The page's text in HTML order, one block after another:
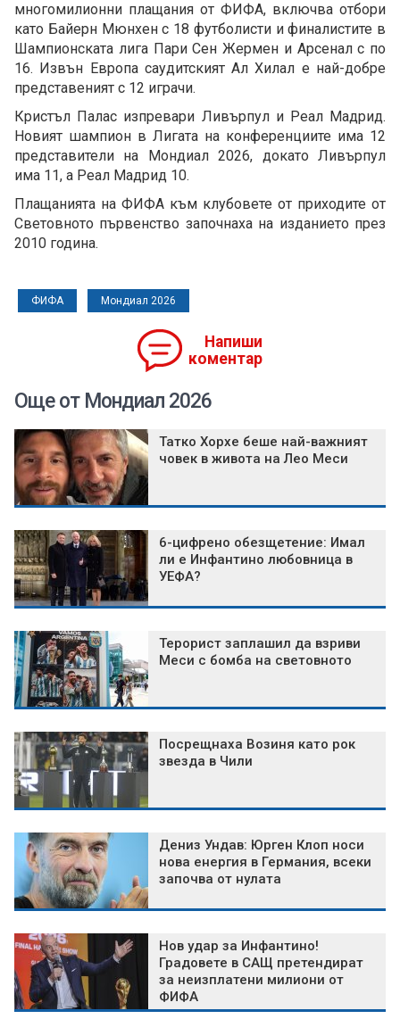
многомилионни плащания от ФИФА, включва отбори
като Байерн Мюнхен с 18 футболисти и финалистите в
Шампионската лига Пари Сен Жермен и Арсенал с по
16. Извън Европа саудитският Ал Хилал е най-добре
представеният с 12 играчи.
Кристъл Палас изпревари Ливърпул и Реал Мадрид.
Новият шампион в Лигата на конференциите има 12
представители на Мондиал 2026, докато Ливърпул
има 11, а Реал Мадрид 10.
Плащанията на ФИФА към клубовете от приходите от
Световното първенство започнаха на изданието през
2010 година.
ФИФА Мондиал 2026
Напиши
коментар
Още от Мондиал 2026
Татко Хорхе беше най-важният
човек в живота на Лео Меси
6-цифрено обезщетение: Имал
ли е Инфантино любовница в
УЕФА?
Терорист заплашил да взриви
Меси с бомба на световното
Посрещнаха Возиня като рок
звезда в Чили
Дениз Ундав: Юрген Клоп носи
нова енергия в Германия, всеки
започва от нулата
Нов удар за Инфантино!
Градовете в САЩ претендират
за неизплатени милиони от
ФИФА